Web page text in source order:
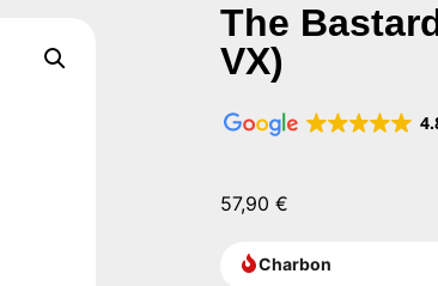
The
VX)
57,90 €
Charbon